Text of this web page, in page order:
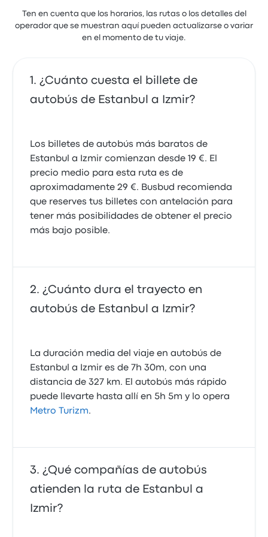
Ten en cuenta que los horarios, las rutas o los detalles del
operador que se muestran aquí pueden actualizarse o variar
en el momento de tu viaje.
¿Cuánto cuesta el billete de
autobús de Estanbul a Izmir?
Los billetes de autobús más baratos de
Estanbul a Izmir comienzan desde 19 €. El
precio medio para esta ruta es de
aproximadamente 29 €. Busbud recomienda
que reserves tus billetes con antelación para
tener más posibilidades de obtener el precio
más bajo posible.
¿Cuánto dura el trayecto en
autobús de Estanbul a Izmir?
La duración media del viaje en autobús de
Estanbul a Izmir es de 7h 30m, con una
distancia de 327 km. El autobús más rápido
puede llevarte hasta allí en 5h 5m y lo opera
Metro Turizm.
¿Qué compañías de autobús
atienden la ruta de Estanbul a
Izmir?